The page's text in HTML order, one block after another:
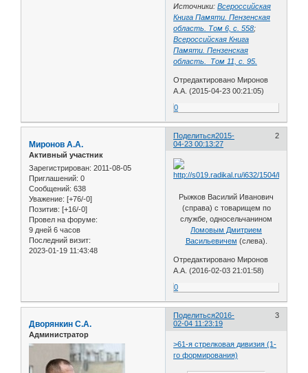
Источники:Всероссийская
Книга Памяти. Пензенская
область. Том 6, с. 558;
Всероссийская Книга
Памяти. Пензенская
область. Том 11, с. 95.
Отредактировано Миронов
А.А. (2015-04-23 00:21:05)
0
Поделиться 2
2015-
04-23 00:13:27
Миронов А.А.
Активный участник
Зарегистрирован: 2011-08-05
Приглашений: 0
Сообщений: 638
Уважение: [+76/-0]
Позитив: [+16/-0]
Провел на форуме:
9 дней 6 часов
Последний визит:
2023-01-19 11:43:48
Рыжков Василий Иванович
(справа) с товарищем по
службе, односельчанином
Ломовым Дмитрием
Васильевичем (слева).
Отредактировано Миронов
А.А. (2016-02-03 21:01:58)
0
Поделиться 3
2016-
02-04 11:23:19
Дворянкин С.А.
Администратор
>61-я стрелковая дивизия (1-
го формирования)